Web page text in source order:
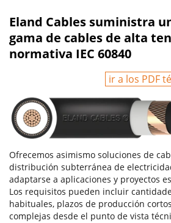
Eland Cables suministra
gama de cables de alta
normativa IEC 60840
ir a los PDF
Ofrecemos asimismo soluciones de
distribución subterránea de
adaptarse a aplicaciones y proyectos
Los requisitos pueden incluir
habituales, plazos de producción
complejas desde el punto de vista